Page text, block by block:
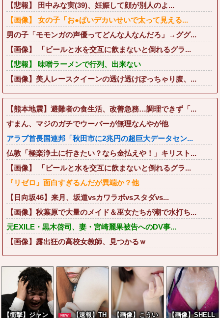
【悲報】 田中みな実(39)、妊娠して顔が別人のよ...
【画像】 女の子「お●ぱいデカいせいで太って見える...
男の子「モモンガの声優ってどんな人なんだろ」→ググ...
【画像】 「ビールと水を交互に飲まないと倒れるグラ...
【悲報】 味噌ラーメンで行列、出来ない
【画像】美人レースクイーンの透け透けぽっちゃり腹、...
【熊本地震】避難者の食生活、改善急務…調理できず「...
すまん、マジのガチでウーバーが無理なんやが他
アラブ首長国連邦「秋田市に2兆円の超巨大データセン...
仏教「極楽浄土に行きたい？なら金払えや！」キリスト...
【画像】 「ビールと水を交互に飲まないと倒れるグラ...
『リゼロ』面白すぎるんだが異端か？他
【日向坂46】来月、坂道vsカワラボvsスタダvs...
【画像】秋葉原で大量のメイド＆巫女たちが潮で水打ち...
元EXILE・黒木啓司、妻・宮崎麗果被告へのDV事...
【画像】露出狂の高校女教師、見つかるｗ
【衝撃】ジャン NEW 【速報】TH 【画像】こうい 【画像】SHELL